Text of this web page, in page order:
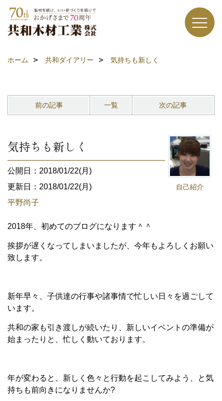
ホーム 共和ダイアリー 気持ちも新しく
前の記事 一覧 次の記事
自己紹介
気持ちも新しく
公開日：2018/01/22(月)
更新日：2018/01/22(月)
平野尚子
2018年、初めてのブログになります＾＾
挨拶が遅くなってしまいましたが、今年もよろしくお願い
致します。
新年早々、子供達の行事や諸事情で忙しい日々を過ごして
います。
共和の家も引き渡しが続いたり、新しいイベントの準備が
始まったりと、忙しく動いております。
年が変わると、新しく色々と行動を起こしてみよう、と気
持ちも前向きになりませんか?